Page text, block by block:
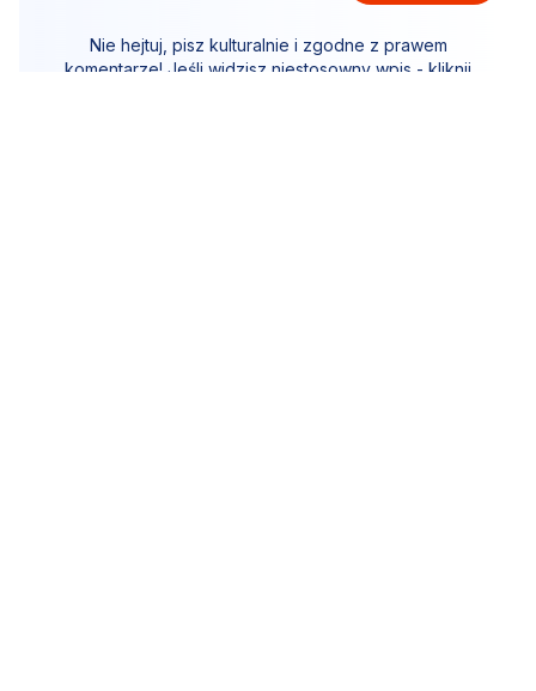
Nie hejtuj, pisz kulturalnie i zgodne z prawem
komentarze! Jeśli widzisz niestosowny wpis - kliknij